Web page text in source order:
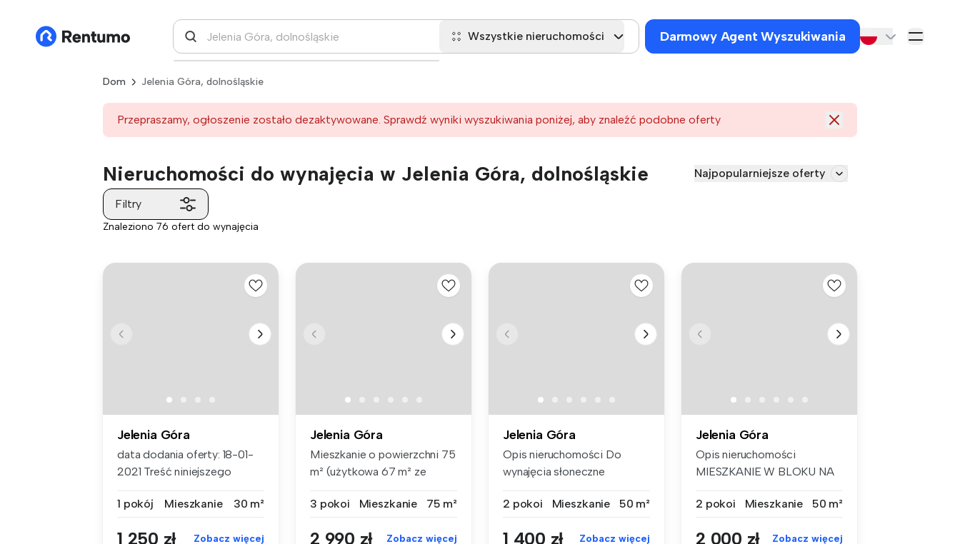
Wszystkie nieruchomości Darmowy Agent Wyszukiwania
Dom Jelenia Góra, dolnośląskie
Przepraszamy, ogłoszenie zostało dezaktywowane. Sprawdź wyniki wyszukiwania poniżej, aby znaleźć podobne oferty
Nieruchomości do wynajęcia w Jelenia Góra, dolnośląskie Najpopularniejsze oferty
Filtry
Znaleziono 76 ofert do wynajęcia
Jelenia Góra
data dodania oferty: 18-01-
2021 Treść niniejszego
1 pokój
Mieszkanie 30 m²
1 250 zł Zobacz więcej
Jelenia Góra
Mieszkanie o powierzchni 75
m² (użytkowa 67 m² ze
3 pokoi
Mieszkanie 75 m²
2 990 zł Zobacz więcej
Jelenia Góra
Opis nieruchomości Do
wynajęcia słoneczne
2 pokoi
Mieszkanie 50 m²
1 400 zł Zobacz więcej
Jelenia Góra
Opis nieruchomości
MIESZKANIE W BLOKU NA
2 pokoi
Mieszkanie 50 m²
2 000 zł Zobacz więcej